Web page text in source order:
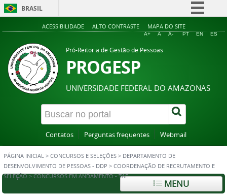
BRASIL
Simplifique!
Acesso à informação
Legislação
Canais
ACESSIBILIDADE ALTO CONTRASTE MAPA DO SITE
A+ A A- PT EN ES
Pró-Reitoria de Gestão de Pessoas
PROGESP
UNIVERSIDADE FEDERAL DO AMAZONAS
Contatos Perguntas frequentes Webmail
PÁGINA INICIAL > CONCURSOS E SELEÇÕES > DEPARTAMENTO DE
DESENVOLVIMENTO DE PESSOAS - DDP > COORDENAÇÃO DE RECRUTAMENTO E
SELEÇÃO > CONCURSOS EM ANDAMENTO - TAE
MENU